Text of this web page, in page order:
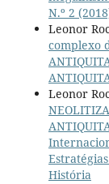
N.º 2
Leonor
complexo
Leonor
História